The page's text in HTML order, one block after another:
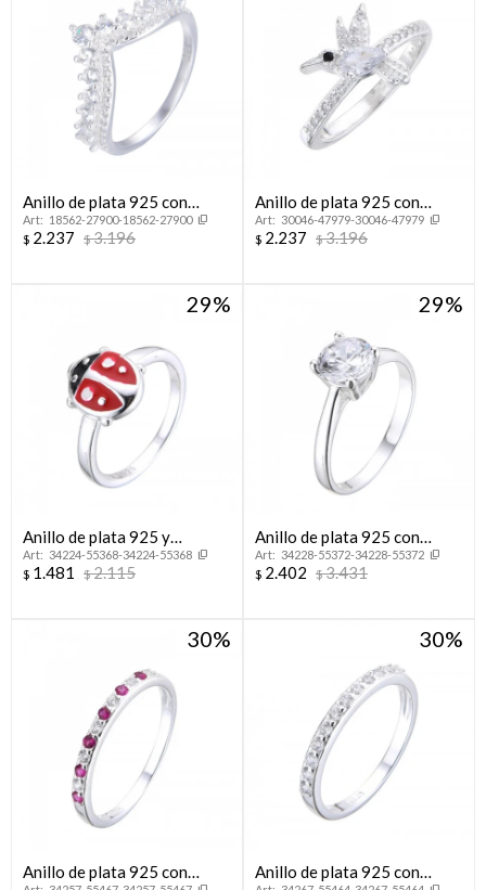
Anillo de plata 925 con
circonias, CORONITA.
18562-27900-18562-27900
$ 2.237 $3.196
Anillo de plata 925 con
circonias, COLIBRI.
30046-47979-30046-47979
$ 2.237 $3.196
29
Anillo de plata 925 y
esmalte, MARIQUITA.
34224-55368-34224-55368
$ 1.481 $2.115
29
Anillo de plata 925 con
circonia, SOLITARIO.
34228-55372-34228-55372
$ 2.402 $3.431
30
Anillo de plata 925 con
30
Anillo de plata 925 con